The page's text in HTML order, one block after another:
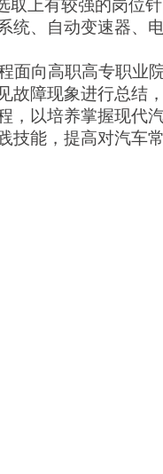
取上有较强的岗位针
统、自动变速器、
面向高职高专职业
故障现象进行总结，
，以培养掌握现代
技能，提高对汽车常